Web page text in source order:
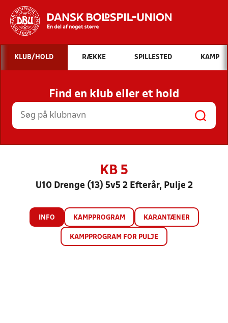
Hvad vil du søge efter?
INDHOLD OG NYHEDER
STILLINGER, RESULTATER, KLUBBER OG
HOLD
KLUB/HOLD RÆKKE SPILLESTED KAMP
Find en klub eller et hold
KB 5
U10 Drenge (13) 5v5 2 Efterår, Pulje 2
INFO KAMPPROGRAM KARANTÆNER
KAMPPROGRAM FOR PULJE